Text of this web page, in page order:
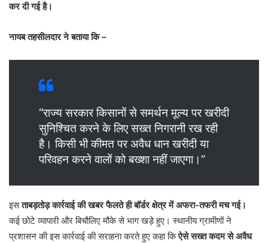
कर दी गई है।
नायब तहसीलदार ने बताया कि –
“राज्य सरकार किसानों से समर्थन मूल्य पर खरीदी
सुनिश्चित करने के लिए सख्त निगरानी रख रही
है। किसी भी कीमत पर अवैध धान खरीदी या
परिवहन करने वालों को बख्शा नहीं जाएगा।”
इसताबड़तोड़ कार्रवाई की खबर फैलते ही बॉर्डर क्षेत्र में अफरा-तफरी मच गई।
कई छोटे व्यापारी और बिचौलिए मौके से भाग खड़े हुए। स्थानीय ग्रामीणों ने
प्रशासन की इस कार्रवाई की सराहना करते हुए कहा किऐसे सख्त कदम से अवैध